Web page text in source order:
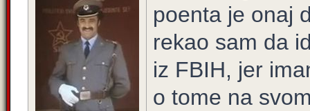
poenta je onaj
rekao sam da
iz FBIH, jer
o tome na